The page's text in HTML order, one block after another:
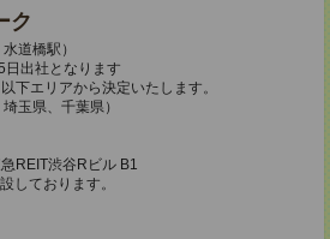
ク
道橋駅）
出社となります
下エリアから決定いたします。
玉県、千葉県）
REIT渋谷Rビル B1
しております。